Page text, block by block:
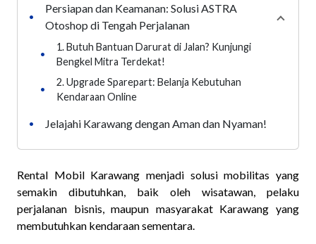
•
Persiapan dan Keamanan: Solusi ASTRA
Otoshop di Tengah Perjalanan
•
1. Butuh Bantuan Darurat di Jalan? Kunjungi
Bengkel Mitra Terdekat!
•
2. Upgrade Sparepart: Belanja Kebutuhan
Kendaraan Online
• Jelajahi Karawang dengan Aman dan Nyaman!
Rental Mobil Karawang menjadi solusi mobilitas yang
semakin dibutuhkan, baik oleh wisatawan, pelaku
perjalanan bisnis, maupun masyarakat Karawang yang
membutuhkan kendaraan sementara.